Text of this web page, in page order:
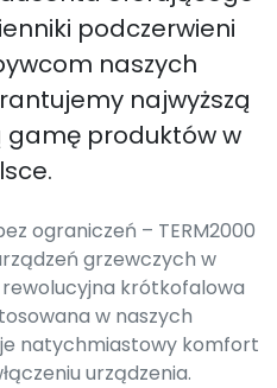
podczerwieni
naszych
najwyższą
gamę produktów w
ograniczeń – TERM2000
grzewczych w
krótkofalowa
w naszych
natychmiastowy komfort
urządzenia.